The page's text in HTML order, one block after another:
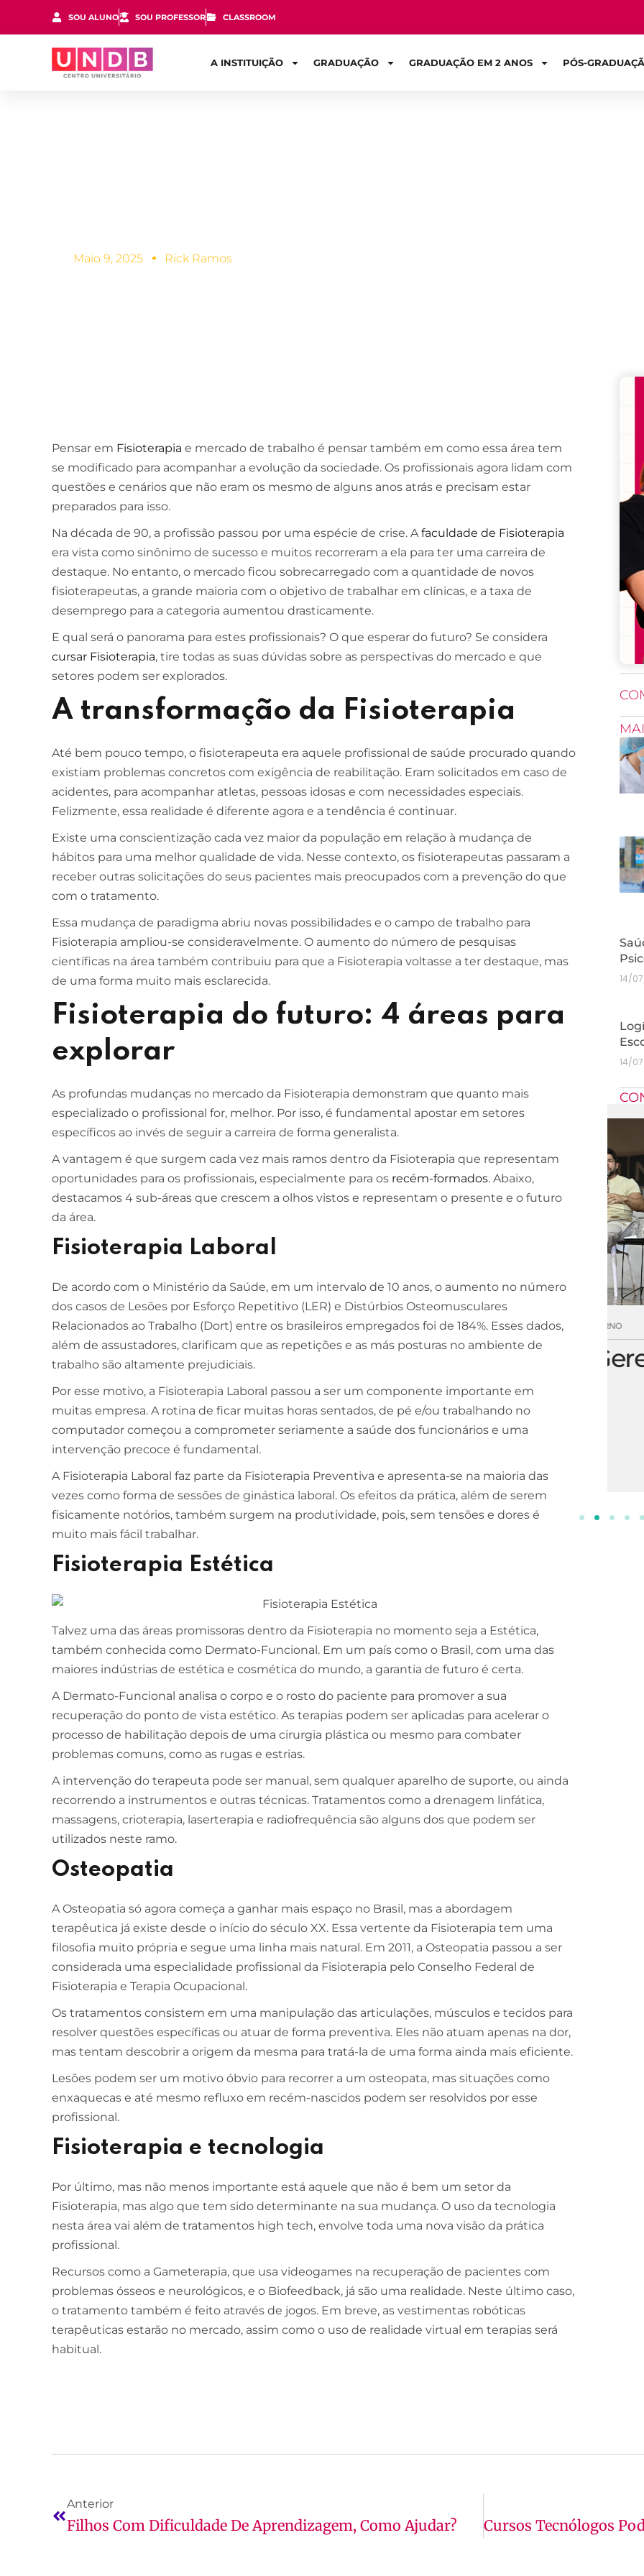
SOU ALUNO SOU PROFESSOR CLASSROOM
A INSTITUIÇÃO GRADUAÇÃO GRADUAÇÃO EM 2 ANOS PÓS-
Maio 9, 2025 Rick Ramos
Pensar em Fisioterapia e mercado de trabalho é pensar também em como essa área tem
se modificado para acompanhar a evolução da sociedade. Os profissionais agora lidam com
questões e cenários que não eram os mesmo de alguns anos atrás e precisam estar
preparados para isso.
Na década de 90, a profissão passou por uma espécie de crise. Afaculdade de Fisioterapia
era vista como sinônimo de sucesso e muitos recorreram a ela para ter uma carreira de
destaque. No entanto, o mercado ficou sobrecarregado com a quantidade de novos
fisioterapeutas, a grande maioria com o objetivo de trabalhar em clínicas, e a taxa de
desemprego para a categoria aumentou drasticamente.
E qual será o panorama para estes profissionais? O que esperar do futuro? Se considera
cursar Fisioterapia, tire todas as suas dúvidas sobre as perspectivas do mercado e que
setores podem ser explorados.
A transformação da Fisioterapia
Até bem pouco tempo, o fisioterapeuta era aquele profissional de saúde procurado quando
existiam problemas concretos com exigência de reabilitação. Eram solicitados em caso de
acidentes, para acompanhar atletas, pessoas idosas e com necessidades especiais.
Felizmente, essa realidade é diferente agora e a tendência é continuar.
Existe uma conscientização cada vez maior da população em relação à mudança de
hábitos para uma melhor qualidade de vida. Nesse contexto, os fisioterapeutas passaram a
receber outras solicitações do seus pacientes mais preocupados com a prevenção do que
com o tratamento.
Essa mudança de paradigma abriu novas possibilidades e o campo de trabalho para
Fisioterapia ampliou-se consideravelmente. O aumento do número de pesquisas
científicas na área também contribuiu para que a Fisioterapia voltasse a ter destaque, mas
de uma forma muito mais esclarecida.
Fisioterapia do futuro: 4 áreas para
explorar
As profundas mudanças no mercado da Fisioterapia demonstram que quanto mais
especializado o profissional for, melhor. Por isso, é fundamental apostar em setores
específicos ao invés de seguir a carreira de forma generalista.
A vantagem é que surgem cada vez mais ramos dentro da Fisioterapia que representam
oportunidades para os profissionais, especialmente para os recém-formados. Abaixo,
destacamos 4 sub-áreas que crescem a olhos vistos e representam o presente e o futuro
da área.
Fisioterapia Laboral
De acordo com o Ministério da Saúde, em um intervalo de 10 anos, o aumento no número
dos casos de Lesões por Esforço Repetitivo (LER) e Distúrbios Osteomusculares
Relacionados ao Trabalho (Dort) entre os brasileiros empregados foi de 184%. Esses dados,
além de assustadores, clarificam que as repetições e as más posturas no ambiente de
trabalho são altamente prejudiciais.
Por esse motivo, a Fisioterapia Laboral passou a ser um componente importante em
muitas empresa. A rotina de ficar muitas horas sentados, de pé e/ou trabalhando no
computador começou a comprometer seriamente a saúde dos funcionários e uma
intervenção precoce é fundamental.
A Fisioterapia Laboral faz parte da Fisioterapia Preventiva e apresenta-se na maioria das
vezes como forma de sessões de ginástica laboral. Os efeitos da prática, além de serem
fisicamente notórios, também surgem na produtividade, pois, sem tensões e dores é
muito mais fácil trabalhar.
Fisioterapia Estética
Talvez uma das áreas promissoras dentro da Fisioterapia no momento seja a Estética,
também conhecida como Dermato-Funcional. Em um país como o Brasil, com uma das
maiores indústrias de estética e cosmética do mundo, a garantia de futuro é certa.
A Dermato-Funcional analisa o corpo e o rosto do paciente para promover a sua
recuperação do ponto de vista estético. As terapias podem ser aplicadas para acelerar o
processo de habilitação depois de uma cirurgia plástica ou mesmo para combater
problemas comuns, como as rugas e estrias.
A intervenção do terapeuta pode ser manual, sem qualquer aparelho de suporte, ou ainda
recorrendo a instrumentos e outras técnicas. Tratamentos como a drenagem linfática,
massagens, crioterapia, laserterapia e radiofrequência são alguns dos que podem ser
utilizados neste ramo.
Osteopatia
A Osteopatia só agora começa a ganhar mais espaço no Brasil, mas a abordagem
terapêutica já existe desde o início do século XX. Essa vertente da Fisioterapia tem uma
filosofia muito própria e segue uma linha mais natural. Em 2011, a Osteopatia passou a ser
considerada uma especialidade profissional da Fisioterapia pelo Conselho Federal de
Fisioterapia e Terapia Ocupacional.
Os tratamentos consistem em uma manipulação das articulações, músculos e tecidos para
resolver questões específicas ou atuar de forma preventiva. Eles não atuam apenas na dor,
mas tentam descobrir a origem da mesma para tratá-la de uma forma ainda mais eficiente.
Lesões podem ser um motivo óbvio para recorrer a um osteopata, mas situações como
enxaquecas e até mesmo refluxo em recém-nascidos podem ser resolvidos por esse
profissional.
Fisioterapia e tecnologia
Por último, mas não menos importante está aquele que não é bem um setor da
Fisioterapia, mas algo que tem sido determinante na sua mudança. O uso da tecnologia
nesta área vai além de tratamentos high tech, envolve toda uma nova visão da prática
profissional.
Recursos como a Gameterapia, que usa videogames na recuperação de pacientes com
problemas ósseos e neurológicos, e o Biofeedback, já são uma realidade. Neste último caso,
o tratamento também é feito através de jogos. Em breve, as vestimentas robóticas
terapêuticas estarão no mercado, assim como o uso de realidade virtual em terapias será
habitual.
14/
14/
ESCOLA DE NEGÓCIOS NOTURNO
Contábeis
4 ANOS
MELHOR CURSO PRIVADO DE SÃO LUÍS -
ESCOLA DE NEGÓCIOS NOTURNO
Processos Gerenciais
INSCREVA-SE!
Anterior
Filhos Com Dificuldade De Aprendizagem, Como Ajudar?